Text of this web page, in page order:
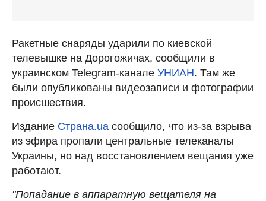
Ракетные снаряды ударили по киевской
телевышке на Дорогожичах, сообщили в
украинском Telegram-канале УНИАН. Там же
были опубликованы видеозаписи и фотографии
происшествия.
Издание Страна.ua сообщило, что из-за взрыва
из эфира пропали центральные телеканалы
Украины, но над восстановлением вещания уже
работают.
"Попадание в аппаратную вещателя на